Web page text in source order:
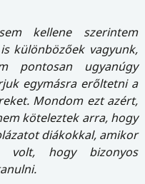
kellene szerintem
különbözőek vagyunk,
pontosan ugyanúgy
egymásra erőltetni a
Mondom ezt azért,
köteleztek arra, hogy
diákokkal, amikor
volt, hogy bizonyos